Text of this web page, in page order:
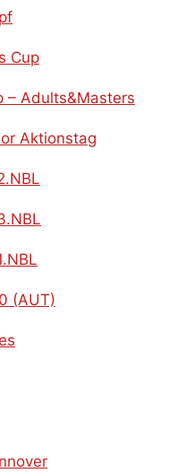
Cup
– Adults&Masters
Aktionstag
(AUT)